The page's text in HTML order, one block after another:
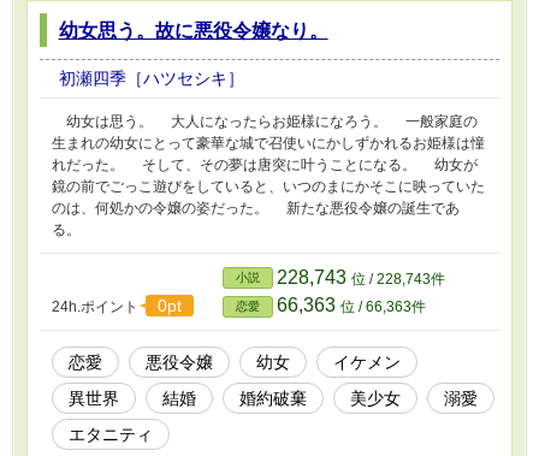
幼女思う。故に悪役令嬢なり。
初瀬四季［ハツセシキ］
幼女は思う。 大人になったらお姫様になろう。 一般家庭の
生まれの幼女にとって豪華な城で召使いにかしずかれるお姫様は憧
れだった。 そして、その夢は唐突に叶うことになる。 幼女が
鏡の前でごっこ遊びをしていると、いつのまにかそこに映っていた
のは、何処かの令嬢の姿だった。 新たな悪役令嬢の誕生であ
る。
24h.ポイント 0pt
小説 228,743 位 / 228,743件
恋愛 66,363 位 / 66,363件
恋愛 悪役令嬢 幼女
イケメン
異世界
結婚 婚約破棄 美少女
溺愛
エタニティ